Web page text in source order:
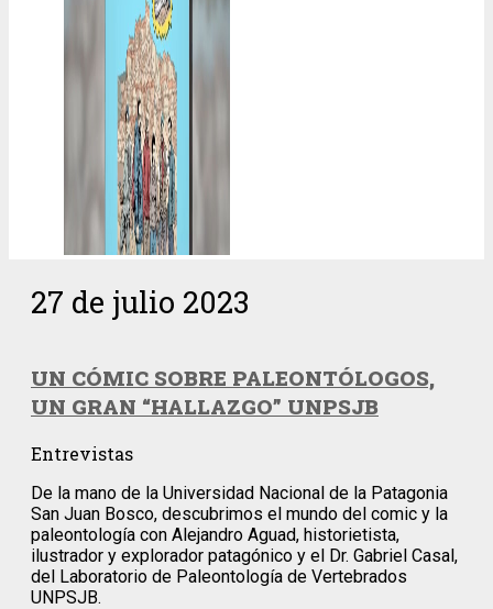
27 de julio 2023
UN CÓMIC SOBRE PALEONTÓLOGOS,
UN GRAN “HALLAZGO” UNPSJB
Entrevistas
De la mano de la Universidad Nacional de la Patagonia
San Juan Bosco, descubrimos el mundo del comic y la
paleontología con Alejandro Aguad, historietista,
ilustrador y explorador patagónico y el Dr. Gabriel Casal,
del Laboratorio de Paleontología de Vertebrados
UNPSJB.